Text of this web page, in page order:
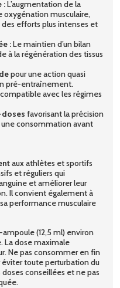
:L’augmentation de la
musculaire,
efforts plus intenses et
:Le maintien d’un bilan
à la régénération des tissus
pour une action quasi
pré-entraînement.
avec les régimes
favorisant la précision
une consommation avant
aux athlètes et sportifs
et réguliers qui
et améliorer leur
Il convient également à
performance musculaire
(12,5 ml) environ
La dose maximale
Ne pas consommer en fin
toute perturbation du
conseillées et ne pas